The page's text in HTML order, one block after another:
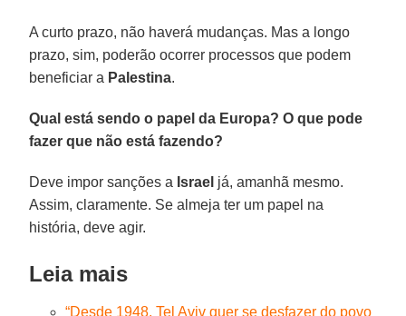
A curto prazo, não haverá mudanças. Mas a longo
prazo, sim, poderão ocorrer processos que podem
beneficiar a Palestina.
Qual está sendo o papel da Europa? O que pode
fazer que não está fazendo?
Deve impor sanções a Israel já, amanhã mesmo.
Assim, claramente. Se almeja ter um papel na
história, deve agir.
Leia mais
“Desde 1948, Tel Aviv quer se desfazer do povo